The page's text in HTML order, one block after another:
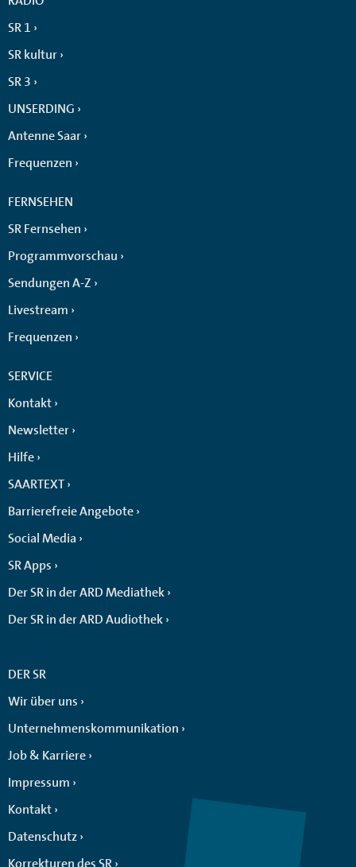
SR 1
SR kultur
SR 3
UNSERDING
Antenne Saar
Frequenzen
FERNSEHEN
SR Fernsehen
Programmvorschau
Sendungen A-Z
Livestream
Frequenzen
SERVICE
Kontakt
Newsletter
Hilfe
SAARTEXT
Barrierefreie Angebote
Social Media
SR Apps
Der SR in der ARD Mediathek
Der SR in der ARD Audiothek
DER SR
Wir über uns
Unternehmenskommunikation
Job & Karriere
Impressum
Kontakt
Datenschutz
Korrekturen des SR